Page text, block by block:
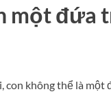
một đứa
con không thể là